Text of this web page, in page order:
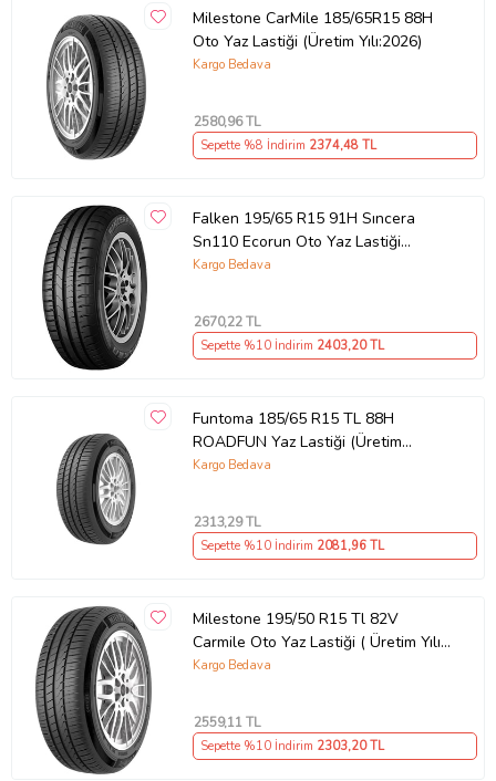
Milestone CarMile 185/65R15 88H
Oto Yaz Lastiği (Üretim Yılı:2026)
Kargo Bedava
2580,96 TL
Sepette %8 İndirim 2374,48 TL
Falken 195/65 R15 91H Sıncera
Sn110 Ecorun Oto Yaz Lastiği
(Üretim Yılı: 2023)
Kargo Bedava
2670,22 TL
Sepette %10 İndirim 2403,20 TL
Funtoma 185/65 R15 TL 88H
ROADFUN Yaz Lastiği (Üretim
Tarihi:2026)
Kargo Bedava
2313,29 TL
Sepette %10 İndirim 2081,96 TL
Milestone 195/50 R15 Tl 82V
Carmile Oto Yaz Lastiği ( Üretim Yılı:
2026 )
Kargo Bedava
2559,11 TL
Sepette %10 İndirim 2303,20 TL